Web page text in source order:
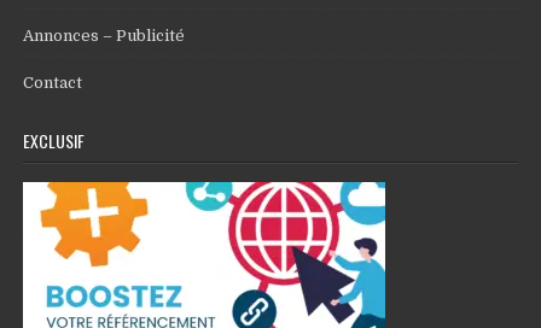
Annonces – Publicité
Contact
EXCLUSIF